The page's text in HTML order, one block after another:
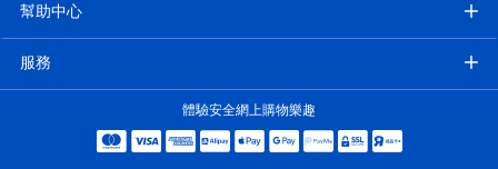
幫助中心
服務
體驗安全網上購物樂趣